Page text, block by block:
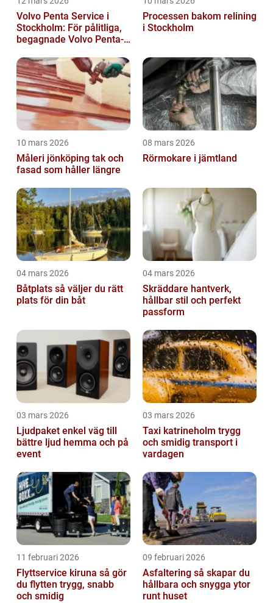
Volvo Penta Service i
Stockholm: För pålitliga,
begagnade Volvo Penta-
Processen bakom relining
i Stockholm
10 mars 2026
Måleri jönköping tak och
fasad som håller längre
08 mars 2026
Rörmokare i jämtland
04 mars 2026
Båtplats så väljer du rätt
plats för din båt
04 mars 2026
Skräddare hantverk,
hållbar stil och perfekt
passform
03 mars 2026
Ljudpaket enkel väg till
bättre ljud hemma och på
event
03 mars 2026
Taxi katrineholm trygg
och smidig transport i
vardagen
11 februari 2026
Flyttservice kiruna så gör
du flytten trygg, snabb
och smidig
09 februari 2026
Asfaltering så skapar du
hållbara och snygga ytor
runt huset